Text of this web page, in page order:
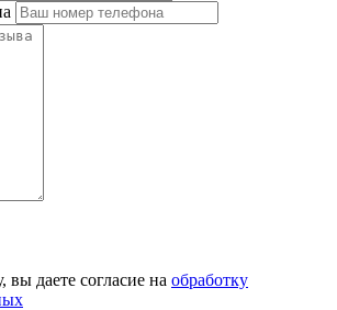
даете согласие на обработку